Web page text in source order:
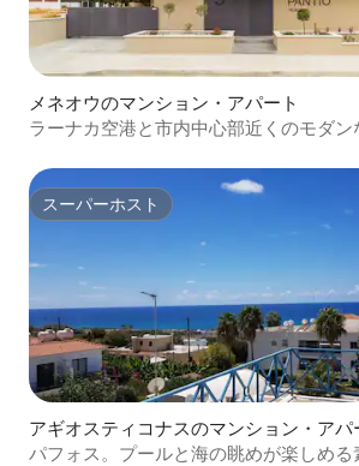
メネオウのマンション・アパート
ラーナカ空港と市内中心部近くのモダン
スーパーホスト
スーパーホスト
アギオスティコナスのマンション・アパ
パフォス。プールと海の眺めが楽しめる